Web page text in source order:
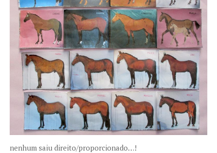
nenhum saiu direito/proporcionado…!